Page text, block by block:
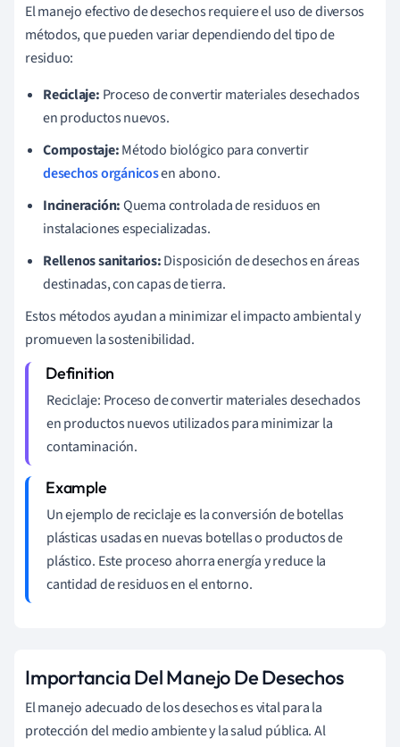
El manejo efectivo de desechos requiere el uso de diversos
métodos, que pueden variar dependiendo del tipo de
residuo:
Reciclaje: Proceso de convertir materiales desechados
en productos nuevos.
Compostaje:Método biológico para convertir
desechos orgánicosen abono.
Incineración:Quema controlada de residuos en
instalaciones especializadas.
Rellenos sanitarios:Disposición de desechos en áreas
destinadas, con capas de tierra.
Estos métodos ayudan a minimizar el impacto ambiental y
promueven la sostenibilidad.
Reciclaje: Proceso de convertir materiales desechados
en productos nuevos utilizados para minimizar la
contaminación.
Un ejemplo de reciclaje es la conversión de botellas
plásticas usadas en nuevas botellas o productos de
plástico. Este proceso ahorra energía y reduce la
cantidad de residuos en el entorno.
Importancia Del Manejo De Desechos
El manejo adecuado de los desechos es vital para la
protección del medio ambiente y la salud pública. Al